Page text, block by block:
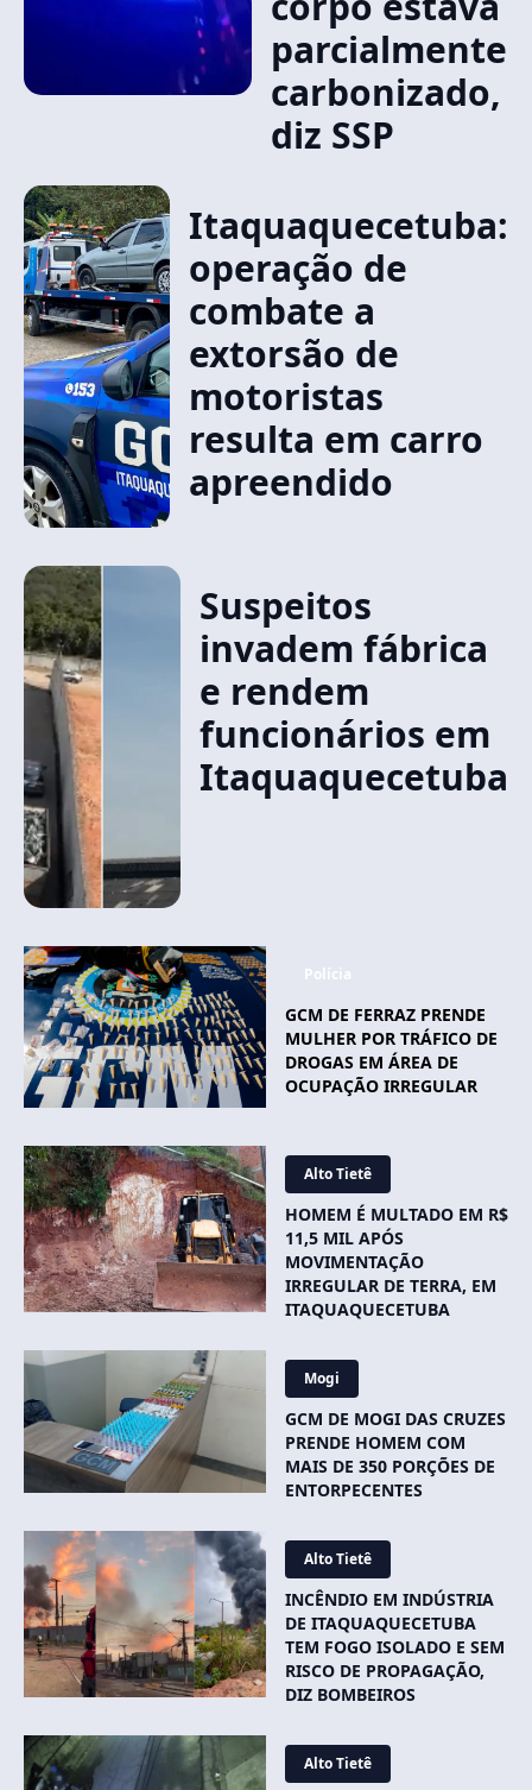
parcialmente
carbonizado,
diz SSP
Itaquaquecetuba:
operação de
combate a
extorsão de
motoristas
resulta em carro
apreendido
Suspeitos
invadem fábrica
e rendem
funcionários em
Itaquaquecetuba
Polícia
GCM DE FERRAZ PRENDE
MULHER POR TRÁFICO DE
DROGAS EM ÁREA DE
OCUPAÇÃO IRREGULAR
Alto Tietê
HOMEM É MULTADO EM R$
11,5 MIL APÓS
MOVIMENTAÇÃO
IRREGULAR DE TERRA, EM
ITAQUAQUECETUBA
Mogi
GCM DE MOGI DAS CRUZES
PRENDE HOMEM COM
MAIS DE 350 PORÇÕES DE
ENTORPECENTES
Alto Tietê
INCÊNDIO EM INDÚSTRIA
DE ITAQUAQUECETUBA
TEM FOGO ISOLADO E SEM
RISCO DE PROPAGAÇÃO,
DIZ BOMBEIROS
Alto Tietê